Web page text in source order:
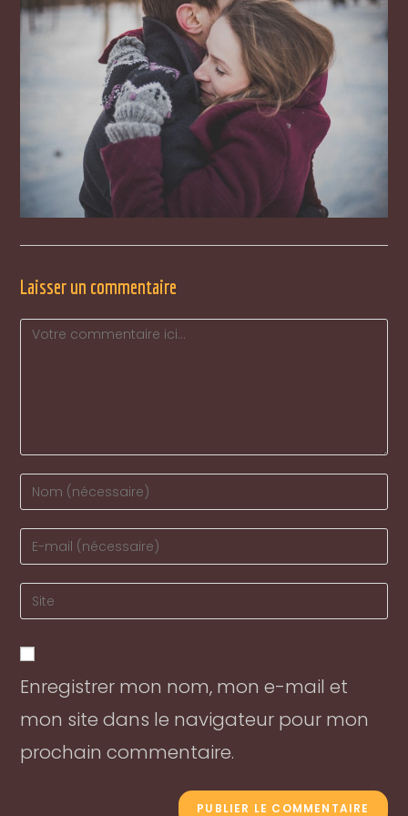
Laisser un commentaire
Comment
Enter
your
name
to
comment
Enter
your
email
address
comment
Enter
your
URL
(optional)
Enregistrer mon nom, mon e-mail et
mon site dans le navigateur pour mon
prochain commentaire.